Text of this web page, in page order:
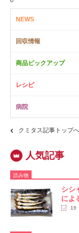
NEWS
回収情報
商品ピックアップ
レシピ
病院
クミタス記事トップへ
読み物
シシ
によ
19